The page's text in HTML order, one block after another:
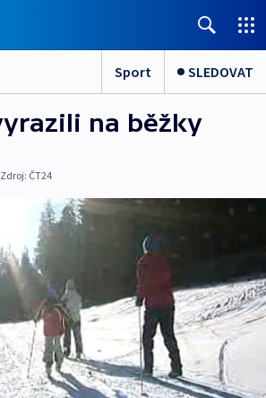
Sport SLEDOVAT
na běžky
Zdroj: ČT24